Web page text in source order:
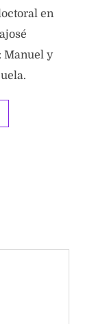
en
Manuel y